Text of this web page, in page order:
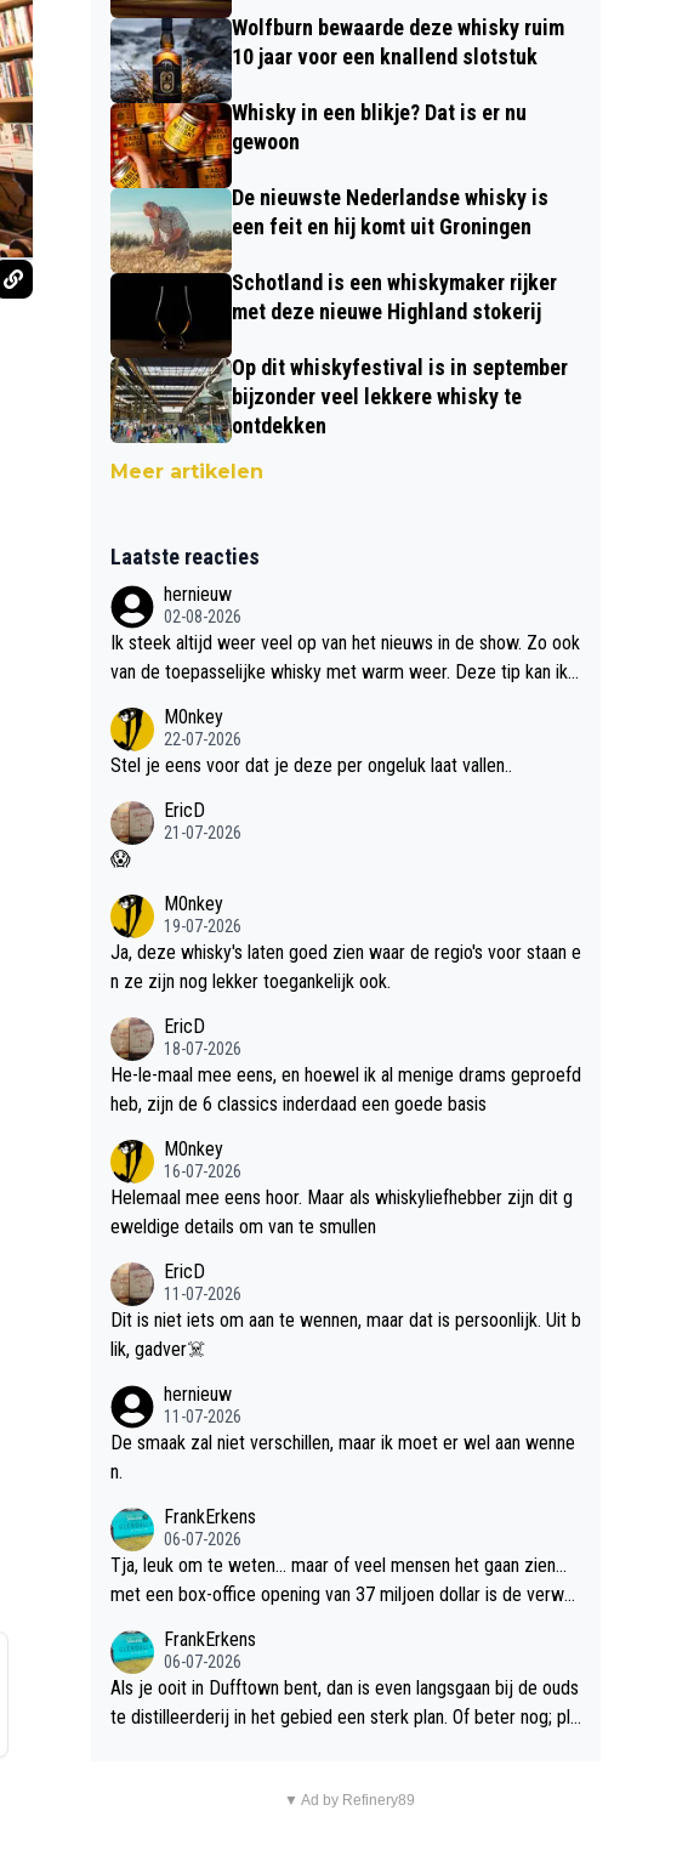
Wolfburn bewaarde deze whisky ruim
10 jaar voor een knallend slotstuk
Whisky in een blikje? Dat is er nu
gewoon
De nieuwste Nederlandse whisky is
een feit en hij komt uit Groningen
Schotland is een whiskymaker rijker
met deze nieuwe Highland stokerij
Op dit whiskyfestival is in september
bijzonder veel lekkere whisky te
ontdekken
Meer artikelen
Laatste reacties
hernieuw
02-08-2026
Ik steek altijd weer veel op van het nieuws in de show. Zo ook
van de toepasselijke whisky met warm weer. Deze tip kan ik
M0nkey
22-07-2026
Stel je eens voor dat je deze per ongeluk laat vallen..
EricD
21-07-2026
😱
M0nkey
19-07-2026
Ja, deze whisky's laten goed zien waar de regio's voor staan e
n ze zijn nog lekker toegankelijk ook.
EricD
18-07-2026
He-le-maal mee eens, en hoewel ik al menige drams geproefd
heb, zijn de 6 classics inderdaad een goede basis
M0nkey
16-07-2026
Helemaal mee eens hoor. Maar als whiskyliefhebber zijn dit g
eweldige details om van te smullen
EricD
11-07-2026
Dit is niet iets om aan te wennen, maar dat is persoonlijk. Uit b
lik, gadver☠️
hernieuw
11-07-2026
De smaak zal niet verschillen, maar ik moet er wel aan wenne
n.
FrankErkens
06-07-2026
Tja, leuk om te weten... maar of veel mensen het gaan zien...
met een box-office opening van 37 miljoen dollar is de verwa
FrankErkens
06-07-2026
Als je ooit in Dufftown bent, dan is even langsgaan bij de ouds
te distilleerderij in het gebied een sterk plan. Of beter nog; pla
▼ Ad by Refinery89